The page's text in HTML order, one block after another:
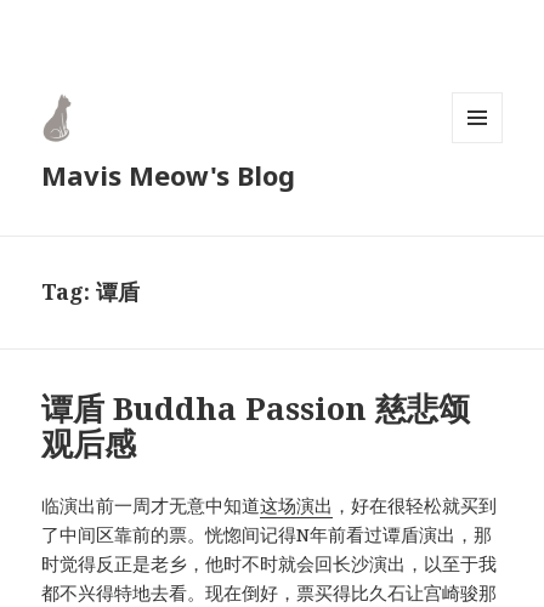
Mavis Meow's Blog
Tag:谭盾
谭盾 Buddha Passion 慈悲颂
观后感
临演出前一周才无意中知道这场演出 ，好在很轻松就买到
了中间区靠前的票。恍惚间记得N年前看过谭盾演出，那
时觉得反正是老乡，他时不时就会回长沙演出，以至于我
都不兴得特地去看。现在倒好，票买得比久石让宫崎骏那